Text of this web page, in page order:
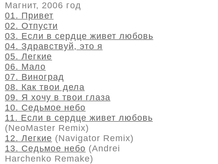
Магнит, 2006 год
01. Привет
02. Отпусти
03. Если в сердце живет любовь
04. Здравствуй, это я
05. Легкие
06. Мало
07. Виноград
08. Как твои дела
09. Я хочу в твои глаза
10. Седьмое небо
11. Если в сердце живет любовь
(NeoMaster Remix)
12. Легкие (Navigator Remix)
13. Седьмое небо (Andrei
Harchenko Remake)